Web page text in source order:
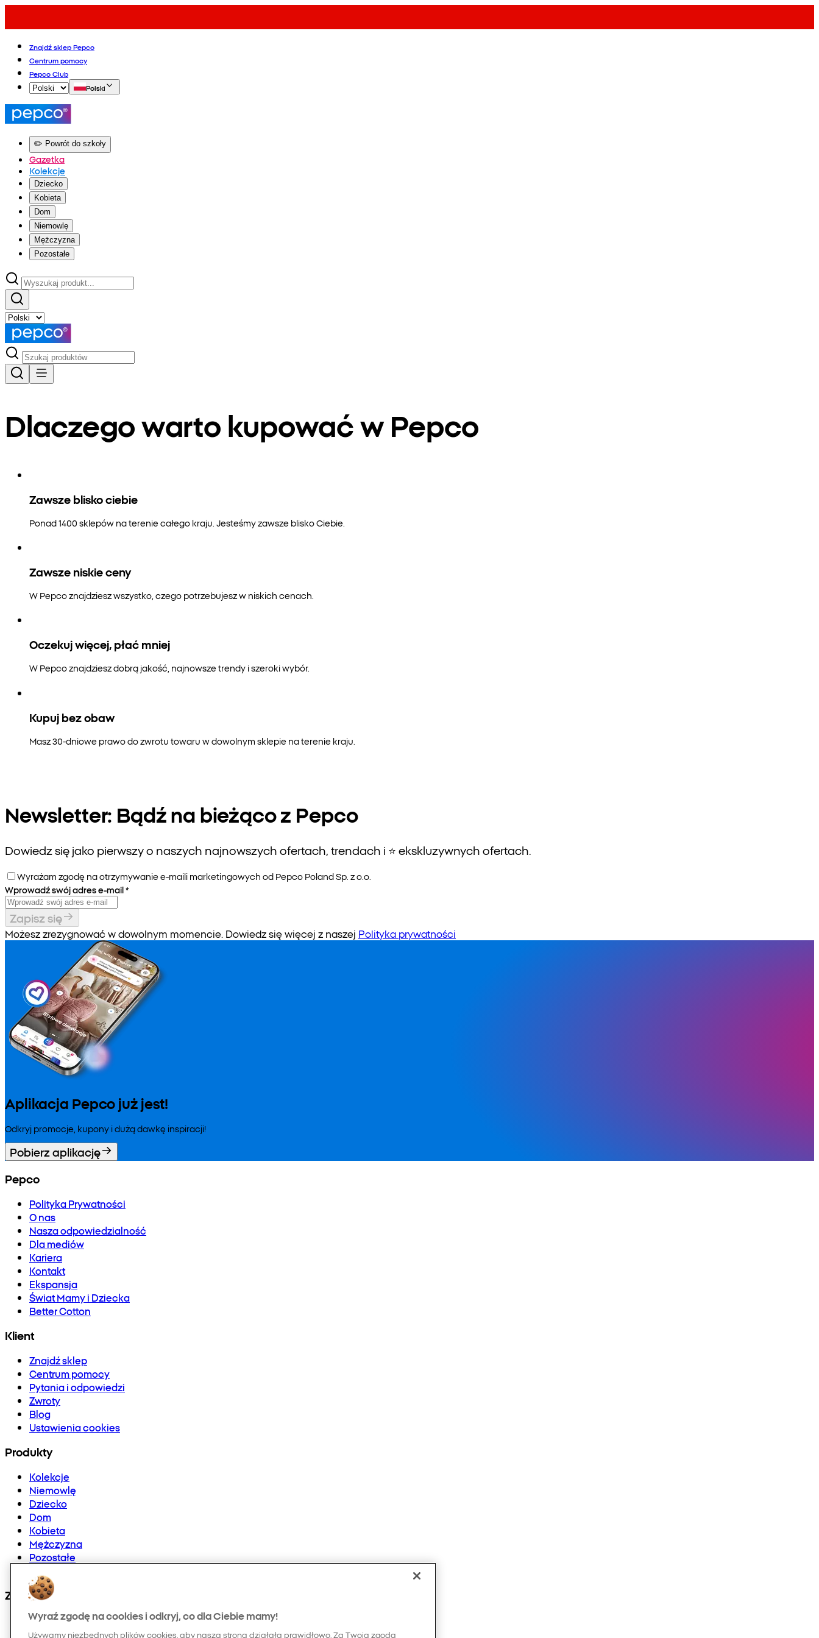
Znajdź sklep Pepco
Centrum pomocy
Pepco Club
Polski
✏️ Powrót do szkoły
Gazetka
Kolekcje
Dziecko
Kobieta
Dom
Niemowlę
Mężczyzna
Pozostałe
Dlaczego warto kupować w Pepco
Zawsze blisko ciebie
Ponad 1400 sklepów na terenie całego kraju. Jesteśmy zawsze blisko Ciebie.
Zawsze niskie ceny
W Pepco znajdziesz wszystko, czego potrzebujesz w niskich cenach.
Oczekuj więcej, płać mniej
W Pepco znajdziesz dobrą jakość, najnowsze trendy i szeroki wybór.
Kupuj bez obaw
Masz 30-dniowe prawo do zwrotu towaru w dowolnym sklepie na terenie kraju.
Newsletter: Bądź na bieżąco z Pepco
Dowiedz się jako pierwszy o naszych najnowszych ofertach, trendach i ⭐️ ekskluzywnych ofertach.
Wyrażam zgodę na otrzymywanie e-maili marketingowych od Pepco Poland Sp. z o.o.
Wprowadź swój adres e-mail*
Zapisz się
Możesz zrezygnować w dowolnym momencie. Dowiedz się więcej z naszej Polityka prywatności
Aplikacja Pepco już jest!
Odkryj promocje, kupony i dużą dawkę inspiracji!
Pobierz aplikację
Pepco
Polityka Prywatności
O nas
Nasza odpowiedzialność
Dla mediów
Kariera
Kontakt
Ekspansja
Świat Mamy i Dziecka
Better Cotton
Klient
Znajdź sklep
Centrum pomocy
Pytania i odpowiedzi
Zwroty
Blog
Ustawienia cookies
Produkty
Kolekcje
Niemowlę
Dziecko
Dom
Kobieta
Mężczyzna
Pozostałe
Znajdź nas na:
Wyraź zgodę na cookies i odkryj, co dla Ciebie mamy!
Używamy niezbędnych plików cookies, aby nasza strona działała prawidłowo. Za Twoją zgodą